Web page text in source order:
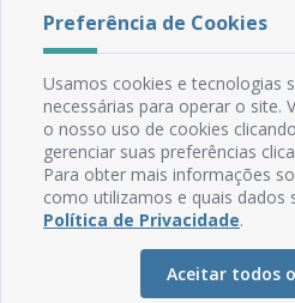
Rua do Imperador, 78,
Email:
Expediente: Segunda à Sexta,
Mapa do Site
Perguntas
Glossário
Preferência de Cookies
Usamos cookies e tecnologias
necessárias para operar o site.
o nosso uso de cookies
gerenciar suas preferências
Para obter mais informações
como utilizamos e quais dados
Política de Privacidade.
Aceitar todos